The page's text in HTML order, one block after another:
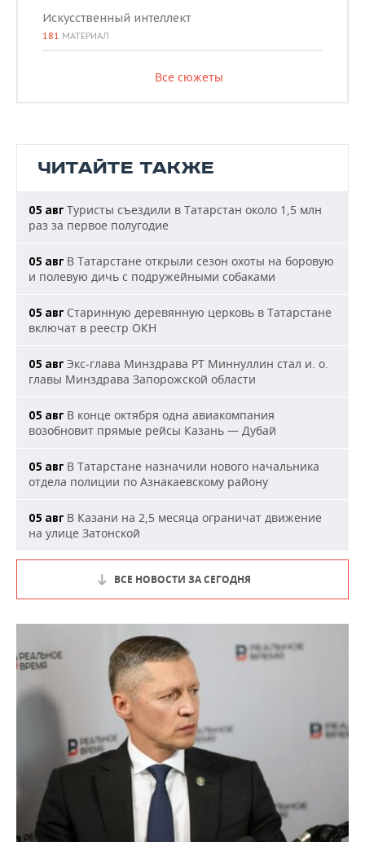
Искусственный интеллект
181 МАТЕРИАЛ
Все сюжеты
ЧИТАЙТЕ ТАКЖЕ
05 авг Туристы съездили в Татарстан около 1,5 млн
раз за первое полугодие
05 авг В Татарстане открыли сезон охоты на боровую
и полевую дичь с подружейными собаками
05 авг Старинную деревянную церковь в Татарстане
включат в реестр ОКН
05 авг Экс-глава Минздрава РТ Миннуллин стал и. о.
главы Минздрава Запорожской области
05 авг В конце октября одна авиакомпания
возобновит прямые рейсы Казань — Дубай
05 авг В Татарстане назначили нового начальника
отдела полиции по Азнакаевскому району
05 авг В Казани на 2,5 месяца ограничат движение
на улице Затонской
ВСЕ НОВОСТИ ЗА СЕГОДНЯ